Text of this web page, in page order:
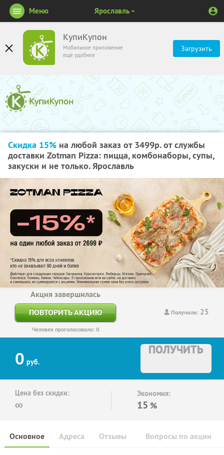
КупиКупон
Мобильное приложение
ещё удобнее
Загрузить
Меню Ярославль
Скидка 15% на любой заказ от 3499р. от службы
доставки Zotman Pizza: пицца, комбонаборы, супы,
закуски и не только. Ярославль
Получили: 25
Акция завершилась
ПОВТОРИТЬ АКЦИЮ
Человек проголосовало: 0
0 руб.
ПОЛУЧИТЬ
Цена без скидки:
∞
Экономия:
15 %
Основное Отзывы Вопросы по акции
Адреса